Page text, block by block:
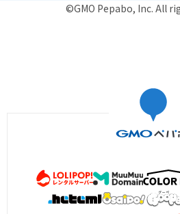
©GMO Pepabo, Inc. All